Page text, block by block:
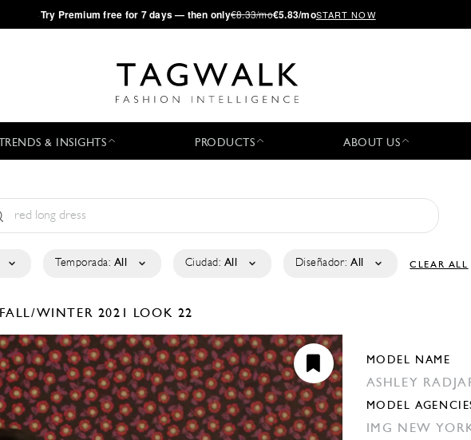
·Try Premium free for 7 days — then only€8.33/mo€5.83/moSTART NOW
TRENDS & INSIGHTS PRODUCTS ABOUT US
Temporada: All Ciudad: All Diseñador: All CLEAR ALL
FALL/WINTER 2021 LOOK 22
MODEL NAME
ASHLEY
MODEL
IMG NEW